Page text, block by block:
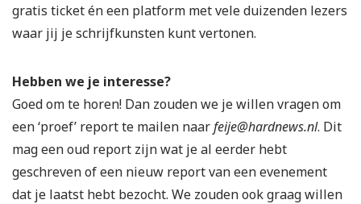
gratis ticket én een platform met vele duizenden lezers
waar jij je schrijfkunsten kunt vertonen.
Hebben we je interesse?
Goed om te horen! Dan zouden we je willen vragen om
een ‘proef’ report te mailen naarfeije@hardnews.nl. Dit
mag een oud report zijn wat je al eerder hebt
geschreven of een nieuw report van een evenement
dat je laatst hebt bezocht. We zouden ook graag willen